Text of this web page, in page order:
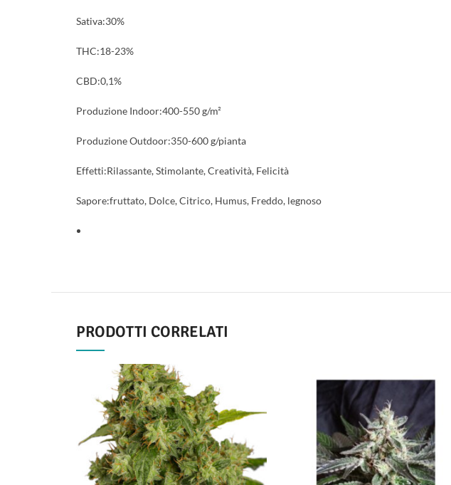
Sativa:30%
THC:18-23%
CBD:0,1%
Produzione Indoor:400-550 g/m²
Produzione Outdoor:350-600 g/pianta
Effetti:Rilassante, Stimolante, Creatività, Felicità
Sapore:fruttato, Dolce, Citrico, Humus, Freddo, legnoso
PRODOTTI CORRELATI